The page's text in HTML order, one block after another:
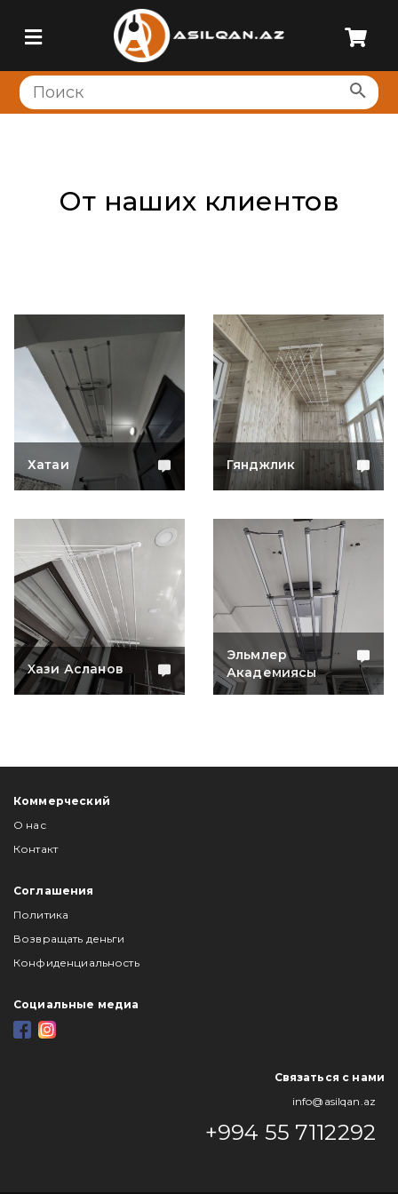
От наших клиентов
Хатаи Гянджлик
Xaзи Асланов
Эльмлер
Академиясы
Коммерческий
О нас
Контакт
Соглашения
Политика
Возвращать деньги
Конфиденциальность
Социальные медиа
Связаться с нами
info@asilqan.az
+994 55 7112292